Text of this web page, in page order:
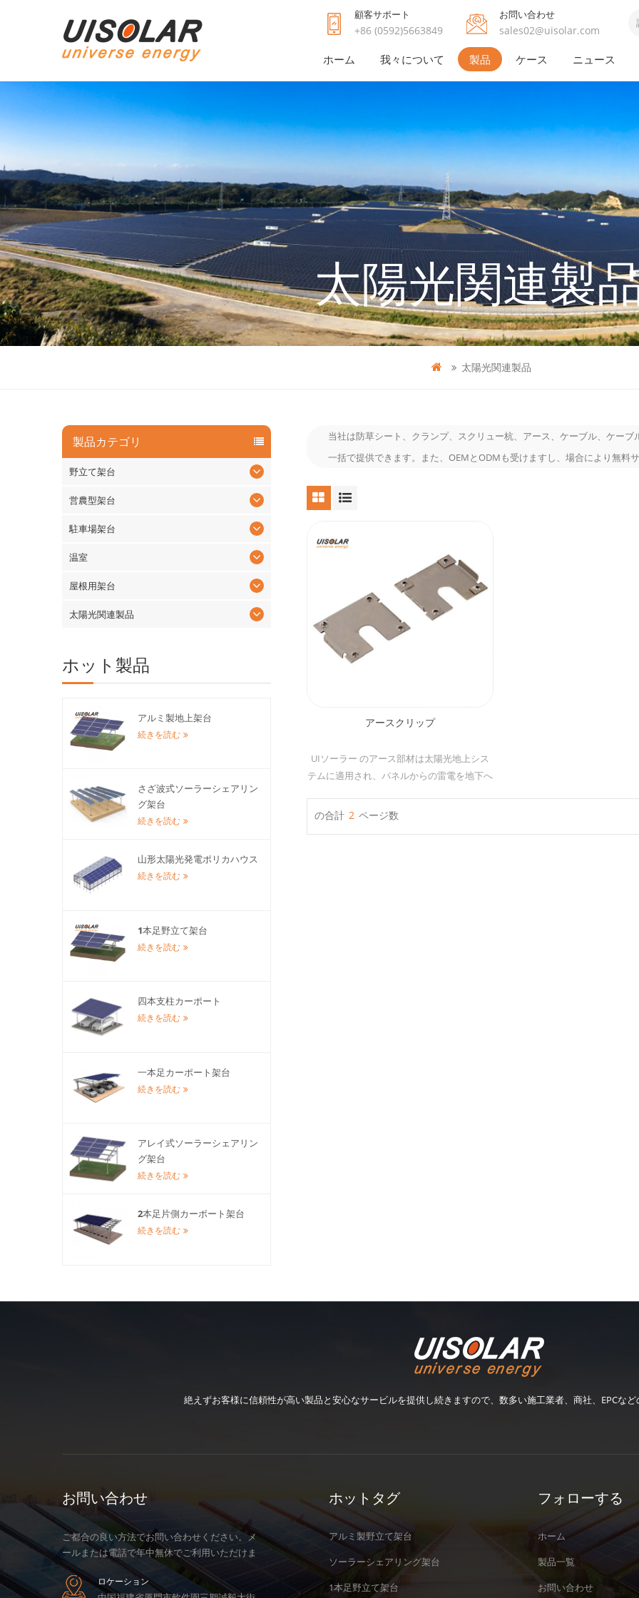
顧客サポート
+86 (0592)5663849
お問い合わせ
sales02@uisolar.com
ホーム 我々について 製品 ケース ニュース
太陽光関連製
太陽光関連製品
当社は防草シート、クランプ、スクリュー杭、アース、ケーブル、ケーブ
一括で提供できます。また、OEMとODMも受けますし、場合により無料
アースクリップ
UIソーラー のアース部材は太陽光地上シス
テムに適用され、パネルからの雷電を地下へ
様々なレール対応できるなどのメリットがあ
の合計 2 ページ数
製品カテゴリ
野立て架台
営農型架台
駐車場架台
温室
屋根用架台
太陽光関連製品
ホット製品
アルミ製地上架台
続きを読む
さざ波式ソーラーシェアリン
グ架台
続きを読む
山形太陽光発電ポリカハウス
続きを読む
1本足野立て架台
続きを読む
四本支柱カーポート
続きを読む
一本足カーポート架台
続きを読む
アレイ式ソーラーシェアリン
グ架台
続きを読む
2本足片側カーポート架台
続きを読む
絶えずお客様に信頼性が高い製品と安心なサービルを提供し続きますので、数多い施工業者、商社、EPCな
お問い合わせ
ご都合の良い方法でお問い合わせください。メ
ールまたは電話で年中無休でご利用いただけま
す。
ロケーション
ホットタグ
アルミ製野立て架台
ソーラーシェアリング架台
1本足野立て架台
フォローする
ホーム
製品一覧
お問い合わせ